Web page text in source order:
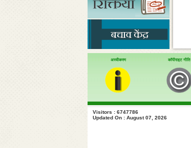
अस्वीकरण कॉपीराइट नीति
Visitors : 6747786
Updated On : August 07, 2026